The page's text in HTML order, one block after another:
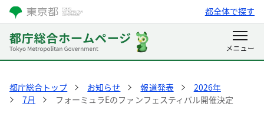
都全体で探す
都庁総合トップ お知らせ 報道発表
2026年
7月
フォーミュラEのファンフェスティバル開催決定